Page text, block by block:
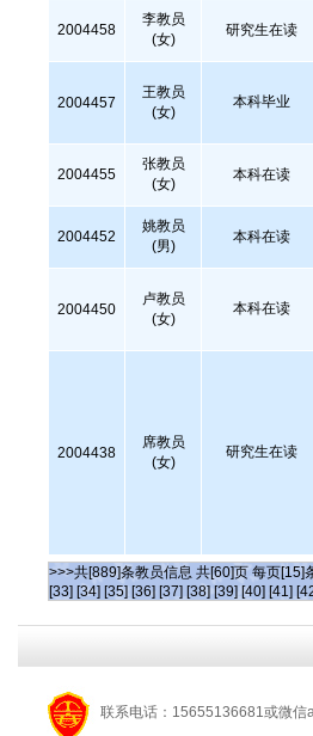
2004458
李教员
(女)
研究生在读
2004457
王教员
(女)
本科毕业
2004455
张教员
(女)
本科在读
2004452
姚教员
(男)
本科在读
2004450
卢教员
(女)
本科在读
2004438
席教员
(女)
研究生在读
>>>共[889]条教员信息 共[60]页 每页[15]
[33] [34] [35] [36] [37] [38] [39] [40] [41]
联系电话：15655136681或微